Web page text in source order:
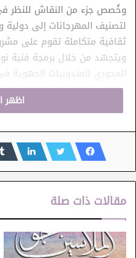
وخُصص جزء من النقاش للنظر
لتصنيف المهرجانات إلى دولية
ثقافية متكاملة تقوم على
ويتجسّد من خلال برمجة فنية
المحوري للمندوبيات الجهوية
ديناميكية وتنافسية إيجابية
باعتبارها فضاءات رئيسية
من خلال برمجة فعاليات
تنشيط السياحة الثقافية.
وتمّ خلال الاجتماع التأكيد على
اعتماد كراسات شروط دقيقة،
يتماشى مع خصوصيات كل
ترويجية محلية ومنح علامة “Label Qualité” للمهرجانات المتميزة.
اظهر
مقالات ذات صلة